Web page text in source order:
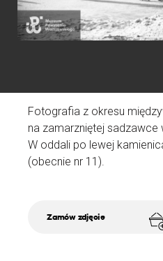
Fotografia z okresu
na zamarzniętej sadzawce
W oddali po lewej
(obecnie nr 11).
Zamów zdjęcie